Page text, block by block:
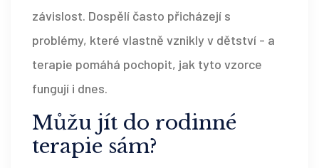
závislost. Dospělí často přicházejí s
problémy, které vlastně vznikly v dětství - a
terapie pomáhá pochopit, jak tyto vzorce
fungují i dnes.
Můžu jít do rodinné
terapie sám?